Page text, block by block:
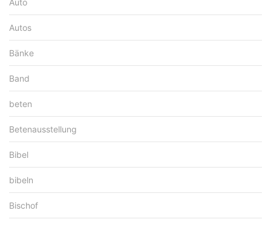
Auto
Autos
Bänke
Band
beten
Betenausstellung
Bibel
bibeln
Bischof